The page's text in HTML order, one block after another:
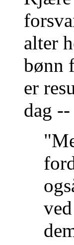
alter
bønn
er
dag